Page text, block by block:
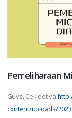
Pemeliharaan
Guys, Cekidot ya
content/uploads/